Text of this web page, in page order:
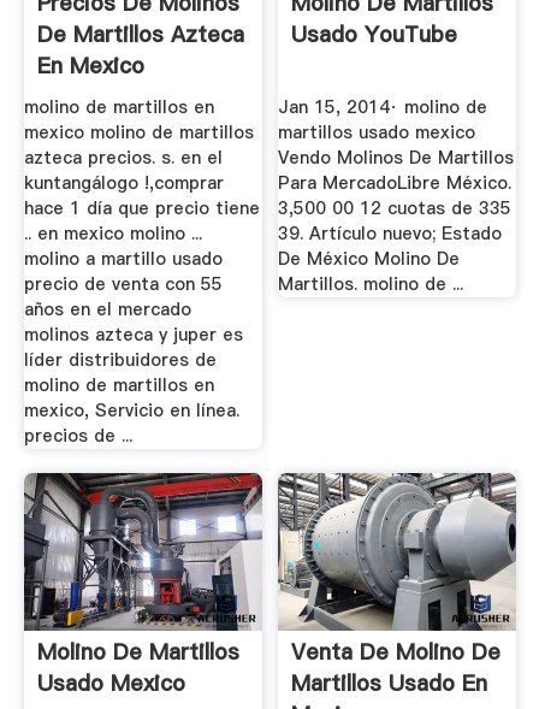
De Martillos Azteca
En Mexico
molino de martillos en
mexico molino de martillos
azteca precios. s. en el
kuntangálogo !,comprar
hace 1 día que precio tiene
.. en mexico molino ...
molino a martillo usado
precio de venta con 55
años en el mercado
molinos azteca y juper es
líder distribuidores de
molino de martillos en
mexico, Servicio en línea.
precios de ...
Usado YouTube
Jan 15, 2014· molino de
martillos usado mexico
Vendo Molinos De Martillos
Para MercadoLibre México.
3,500 00 12 cuotas de 335
39. Artículo nuevo; Estado
De México Molino De
Martillos. molino de ...
Molino De Martillos
Usado Mexico
Venta De Molino De
Martillos Usado En